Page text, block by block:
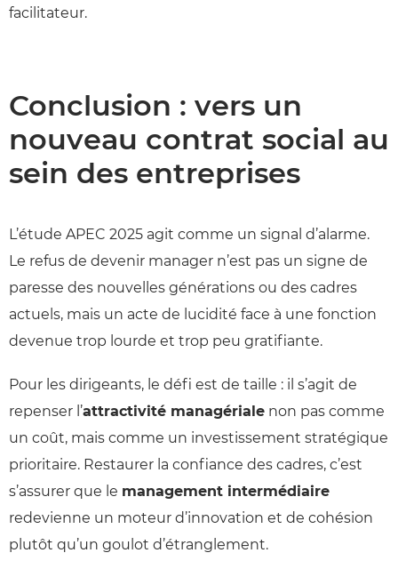
facilitateur.
Conclusion : vers un
nouveau contrat social au
sein des entreprises
L’étude APEC 2025 agit comme un signal d’alarme.
Le refus de devenir manager n’est pas un signe de
paresse des nouvelles générations ou des cadres
actuels, mais un acte de lucidité face à une fonction
devenue trop lourde et trop peu gratifiante.
Pour les dirigeants, le défi est de taille : il s’agit de
repenser l’attractivité managériale non pas comme
un coût, mais comme un investissement stratégique
prioritaire. Restaurer la confiance des cadres, c’est
s’assurer que le management intermédiaire
redevienne un moteur d’innovation et de cohésion
plutôt qu’un goulot d’étranglement.